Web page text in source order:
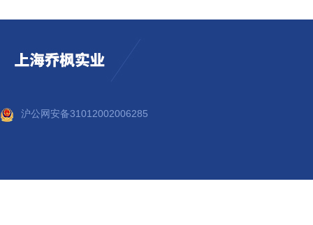
沪公网安备31012002006285